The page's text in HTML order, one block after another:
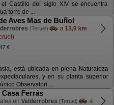
Castillo del siglo XIV se encuentra
torre de ...
Aves Mas de Buñol
(Teruel) a 13,9 km
47 €
está ubicada en plena Naturaleza
y en su planta superior
Observatori ...
Ferrás
en Valderrobres (Teruel)
a